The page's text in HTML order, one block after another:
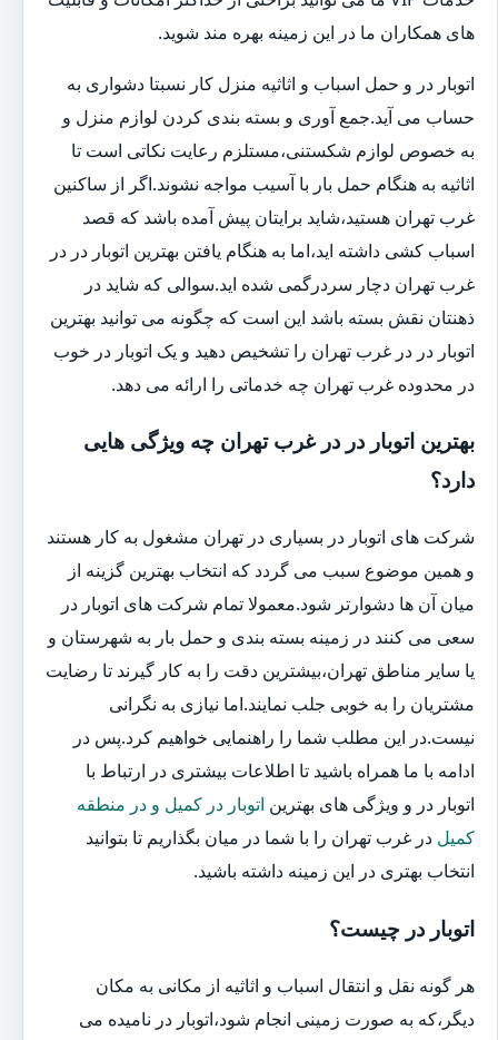
های همکاران ما در این زمینه بهره مند شوید.
اتوبار در و حمل اسباب و اثاثیه منزل کار نسبتا دشواری به
حساب می آید.جمع آوری و بسته بندی کردن لوازم منزل و
به خصوص لوازم شکستنی،مستلزم رعایت نکاتی است تا
اثاثیه به هنگام حمل بار با آسیب مواجه نشوند.اگر از ساکنین
غرب تهران هستید،شاید برایتان پیش آمده باشد که قصد
اسباب کشی داشته اید،اما به هنگام یافتن بهترین اتوبار در در
غرب تهران دچار سردرگمی شده اید.سوالی که شاید در
ذهنتان نقش بسته باشد این است که چگونه می توانید بهترین
اتوبار در در غرب تهران را تشخیص دهید و یک اتوبار در خوب
در محدوده غرب تهران چه خدماتی را ارائه می دهد.
بهترین اتوبار در در غرب تهران چه ویژگی هایی
دارد؟
شرکت های اتوبار در بسیاری در تهران مشغول به کار هستند
و همین موضوع سبب می گردد که انتخاب بهترین گزینه از
میان آن ها دشوارتر شود.معمولا تمام شرکت های اتوبار در
سعی می کنند در زمینه بسته بندی و حمل بار به شهرستان و
یا سایر مناطق تهران،بیشترین دقت را به کار گیرند تا رضایت
مشتریان را به خوبی جلب نمایند.اما نیازی به نگرانی
نیست.در این مطلب شما را راهنمایی خواهیم کرد.پس در
ادامه با ما همراه باشید تا اطلاعات بیشتری در ارتباط با
اتوبار در و ویژگی های بهترین اتوبار در کمیل و در منطقه
کمیل در غرب تهران را با شما در میان بگذاریم تا بتوانید
انتخاب بهتری در این زمینه داشته باشید.
اتوبار در چیست؟
هر گونه نقل و انتقال اسباب و اثاثیه از مکانی به مکان
دیگر،که به صورت زمینی انجام شود،اتوبار در نامیده می